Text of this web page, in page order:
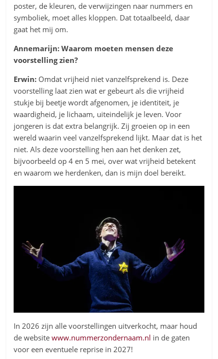
poster, de kleuren, de verwijzingen naar nummers en
symboliek, moet alles kloppen. Dat totaalbeeld, daar
gaat het mij om.
Annemarijn: Waarom moeten mensen deze
voorstelling zien?
Erwin: Omdat vrijheid niet vanzelfsprekend is. Deze
voorstelling laat zien wat er gebeurt als die vrijheid
stukje bij beetje wordt afgenomen, je identiteit, je
waardigheid, je lichaam, uiteindelijk je leven. Voor
jongeren is dat extra belangrijk. Zij groeien op in een
wereld waarin veel vanzelfsprekend lijkt. Maar dat is het
niet. Als deze voorstelling hen aan het denken zet,
bijvoorbeeld op 4 en 5 mei, over wat vrijheid betekent
en waarom we herdenken, dan is mijn doel bereikt.
In 2026 zijn alle voorstellingen uitverkocht, maar houd
de websitewww.nummerzondernaam.nl in de gaten
voor een eventuele reprise in 2027!